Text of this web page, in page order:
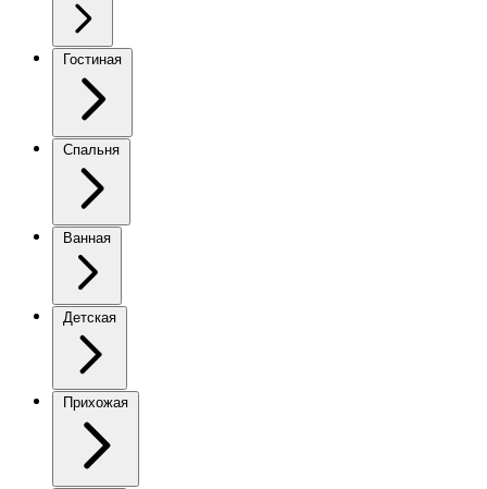
Гостиная
Спальня
Ванная
Детская
Прихожая